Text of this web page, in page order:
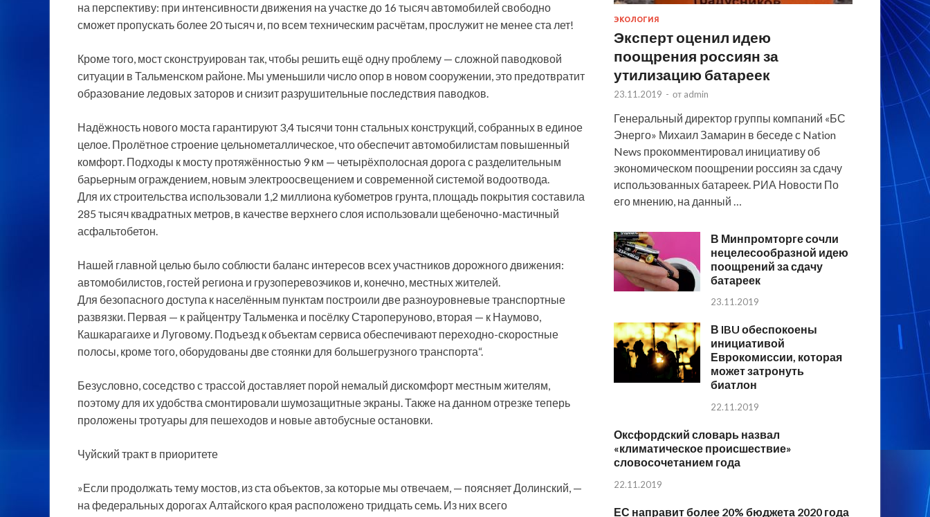
на перспективу: при интенсивности движения на участке до 16 тысяч автомобилей свободно
сможет пропускать более 20 тысяч и, по всем техническим расчётам, прослужит не менее ста лет!
Кроме того, мост сконструирован так, чтобы решить ещё одну проблему — сложной паводковой
ситуации в Тальменском районе. Мы уменьшили число опор в новом сооружении, это предотвратит
образование ледовых заторов и снизит разрушительные последствия паводков.
Надёжность нового моста гарантируют 3,4 тысячи тонн стальных конструкций, собранных в единое
целое. Пролётное строение цельнометаллическое, что обеспечит автомобилистам повышенный
комфорт. Подходы к мосту протяжённостью 9 км — четырёхполосная дорога с разделительным
барьерным ограждением, новым электроосвещением и современной системой водоотвода.
Для их строительства использовали 1,2 миллиона кубометров грунта, площадь покрытия составила
285 тысяч квадратных метров, в качестве верхнего слоя использовали щебеночно-мастичный
асфальтобетон.
Нашей главной целью было соблюсти баланс интересов всех участников дорожного движения:
автомобилистов, гостей региона и грузоперевозчиков и, конечно, местных жителей.
Для безопасного доступа к населённым пунктам построили две разноуровневые транспортные
развязки. Первая — к райцентру Тальменка и посёлку Староперуново, вторая — к Наумово,
Кашкарагаихе и Луговому. Подъезд к объектам сервиса обеспечивают переходно-скоростные
полосы, кроме того, оборудованы две стоянки для большегрузного транспорта“.
Безусловно, соседство с трассой доставляет порой немалый дискомфорт местным жителям,
поэтому для их удобства смонтировали шумозащитные экраны. Также на данном отрезке теперь
проложены тротуары для пешеходов и новые автобусные остановки.
Чуйский тракт в приоритете
»Если продолжать тему мостов, из ста объектов, за которые мы отвечаем, — поясняет Долинский, —
на федеральных дорогах Алтайского края расположено тридцать семь. Из них всего
ЭКОЛОГИЯ
Эксперт оценил идею
поощрения россиян за
утилизацию батареек
23.11.2019 - от admin
Генеральный директор группы компаний «БС
Энерго» Михаил Замарин в беседе с Nation
News прокомментировал инициативу об
экономическом поощрении россиян за сдачу
использованных батареек. РИА Новости По
его мнению, на данный …
В Минпромторге сочли
нецелесообразной идею
поощрений за сдачу
батареек
23.11.2019
В IBU обеспокоены
инициативой
Еврокомиссии, которая
может затронуть
биатлон
22.11.2019
Оксфордский словарь назвал
«климатическое происшествие»
словосочетанием года
22.11.2019
ЕС направит более 20% бюджета 2020 года